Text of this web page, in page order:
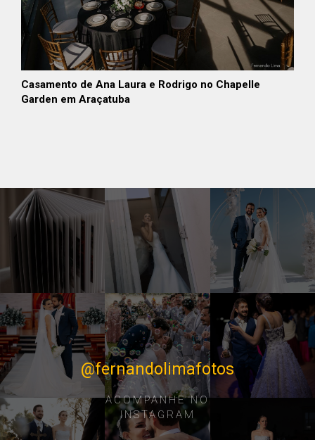
Casamento de Ana Laura e Rodrigo no Chapelle
Garden em Araçatuba
@fernandolimafotos
ACOMPANHE NO
INSTAGRAM